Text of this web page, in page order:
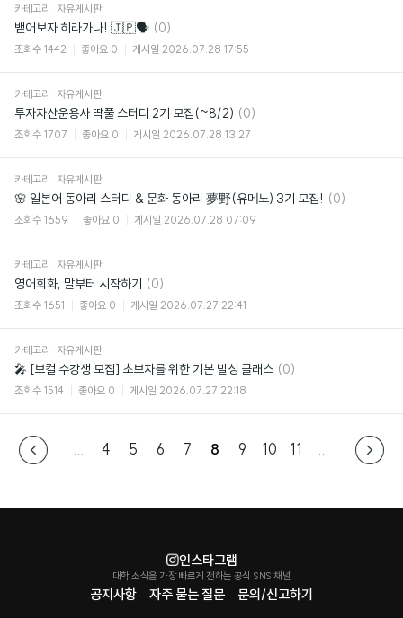
카테고리 자유게시판
뱉어보자 히라가나! 🇯🇵🗣️ 댓
글
(0)
조회수 1442 좋아요 0 게시일 2026.07.28 17:55
카테고리 자유게시판
투자자산운용사 딱풀 스터디 2기 모집(~8/2) 댓
글
(0)
조회수 1707 좋아요 0 게시일 2026.07.28 13:27
카테고리 자유게시판
🌸 일본어 동아리 스터디 & 문화 동아리 夢野(유메노) 3기 모집! 댓
(0)
조회수 1659 좋아요 0 게시일 2026.07.28 07:09
카테고리 자유게시판
영어회화, 말부터 시작하기 댓
글
(0)
조회수 1651 좋아요 0 게시일 2026.07.27 22:41
카테고리 자유게시판
🎤 [보컬 수강생 모집] 초보자를 위한 기본 발성 클래스 댓
(0)
조회수 1514 좋아요 0 게시일 2026.07.27 22:18
... 4 5 6 7 8 9 10 11 ...
공지사항 자주 묻는 질문 문의/신고하기
인스타그램
대학 소식을 가장 빠르게 전하는 공식 SNS 채널